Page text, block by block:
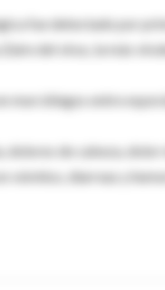
fue detectado por
del virus, la más
murciélagos entre
dolores de cabeza,
vómitos, diarreas y